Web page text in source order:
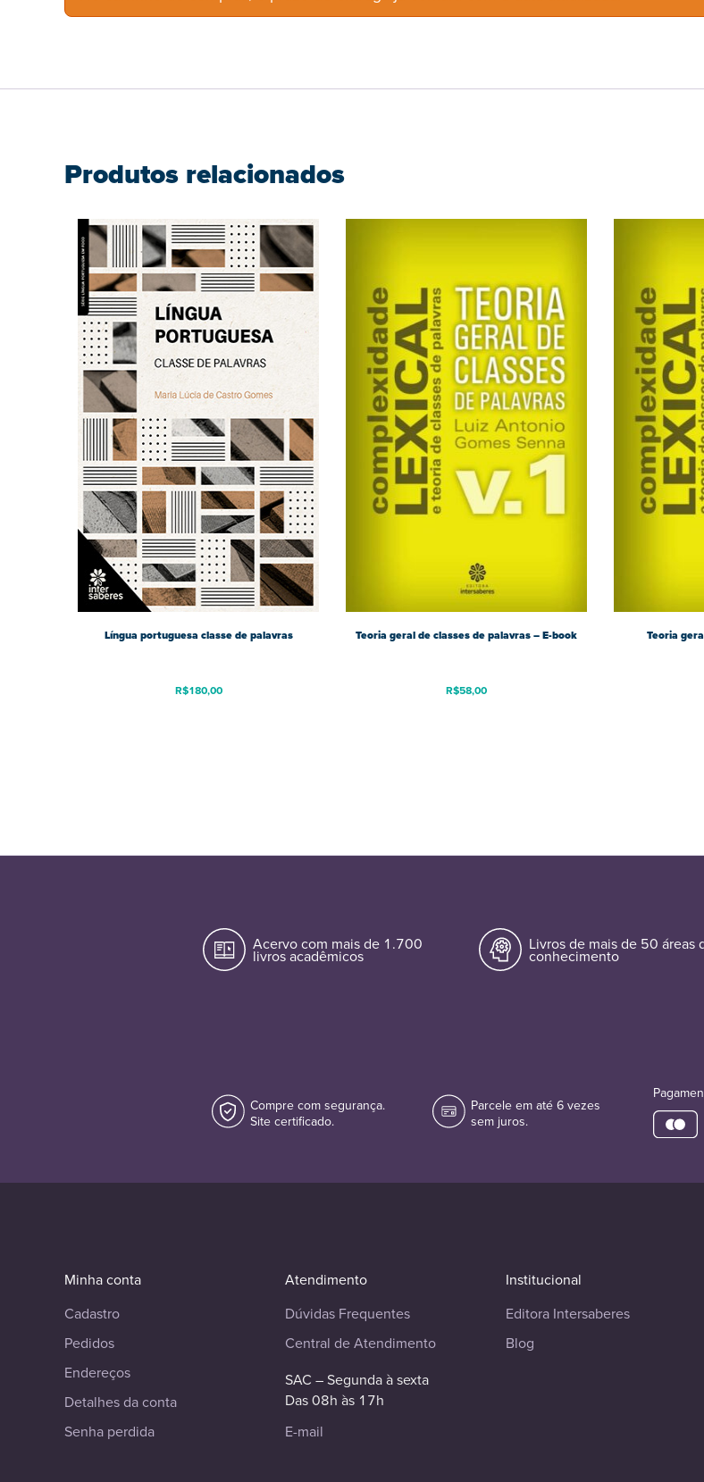
Produtos relacionados
Língua portuguesa classe de palavras
R$180,00
Teoria geral de classes de palavras – E-book
R$58,00
Teoria
Acervo com mais de 1.700
livros acadêmicos
Livros de mais de 50 áreas
conhecimento
Compre com segurança.
Site certificado.
Parcele em até 6 vezes
sem juros.
Minha conta
Cadastro
Pedidos
Endereços
Detalhes da conta
Senha perdida
Atendimento
Dúvidas Frequentes
Central de Atendimento
SAC – Segunda à sexta
Das 08h às 17h
E-mail
Institucional
Editora Intersaberes
Blog